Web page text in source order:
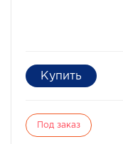
Под заказ